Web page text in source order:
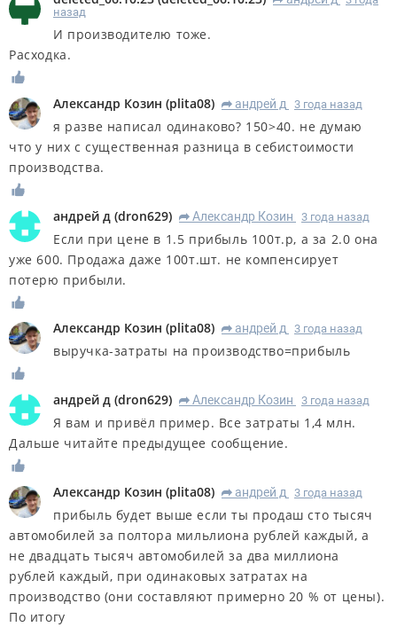
назад
И производителю тоже.
Расходка.
Александр Козин (plita08) R андрей д 3 года назад
я разве написал одинаково? 150>40. не думаю
что у них с существенная разница в себистоимости
производства.
андрей д (dron629) R Александр Козин 3 года назад
Если при цене в 1.5 прибыль 100т.р, а за 2.0 она
уже 600. Продажа даже 100т.шт. не компенсирует
потерю прибыли.
Александр Козин (plita08) R андрей д 3 года назад
выручка-затраты на производство=прибыль
андрей д (dron629) R Александр Козин 3 года назад
Я вам и привёл пример. Все затраты 1,4 млн.
Дальше читайте предыдущее сообщение.
Александр Козин (plita08) R андрей д 3 года назад
прибыль будет выше если ты продаш сто тысяч
автомобилей за полтора мильлиона рублей каждый, а
не двадцать тысяч автомобилей за два миллиона
рублей каждый, при одинаковых затратах на
производство (они составляют примерно 20 % от цены).
По итогу